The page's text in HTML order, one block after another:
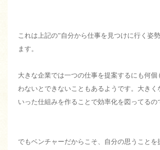
これは上記の”自分から仕事を見つけに行く姿
ます。
大きな企業では一つの仕事を提案するにも何個
わないとできないこともあるようです。大きく
いった仕組みを作ることで効率化を図ってるの
でもベンチャーだからこそ、自分の思うことを